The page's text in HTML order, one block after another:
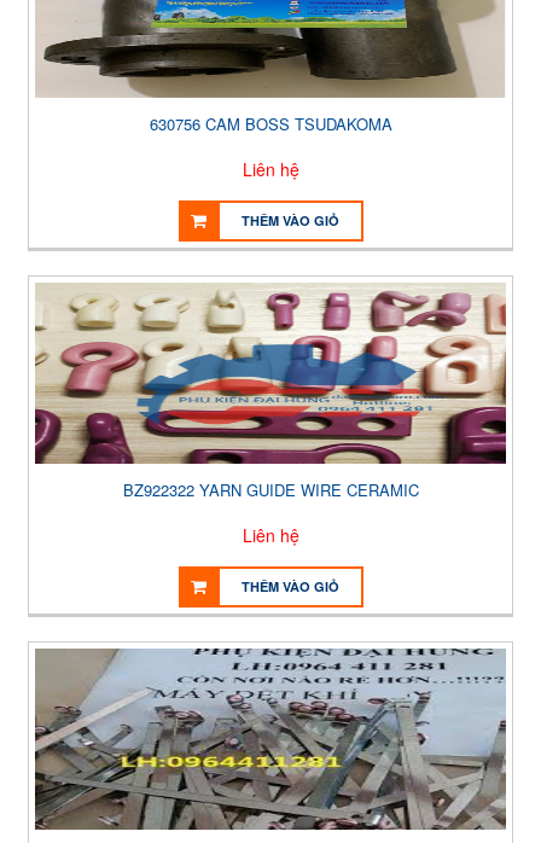
630756 CAM BOSS TSUDAKOMA
Liên hệ
THÊM VÀO GIỎ
BZ922322 YARN GUIDE WIRE CERAMIC
Liên hệ
THÊM VÀO GIỎ